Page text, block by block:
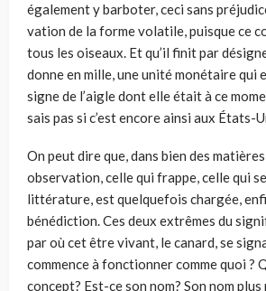
également y barboter, ceci sans
vation de la forme volatile, puisque ce
tous les oiseaux. Et qu’il finit par
donne en mille, une unité monétaire qui
signe de l’aigle dont elle était à ce
sais pas si c’est encore ainsi aux États-
On peut dire que, dans bien des
observation, celle qui frappe, celle qui
littérature, est quelquefois chargée,
bénédiction. Ces deux extrêmes du
par où cet être vivant, le canard, se
commence à fonctionner comme quoi ?
concept? Est-ce son nom? Son nom